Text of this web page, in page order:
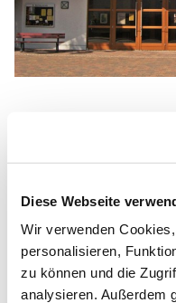
Diese Webseite
Wir verwenden
personalisieren,
zu können und die
analysieren. Außerdem
Sonntag, 28.
Matthäus-
33102